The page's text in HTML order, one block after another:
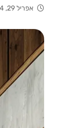
אפריל 29, 2024